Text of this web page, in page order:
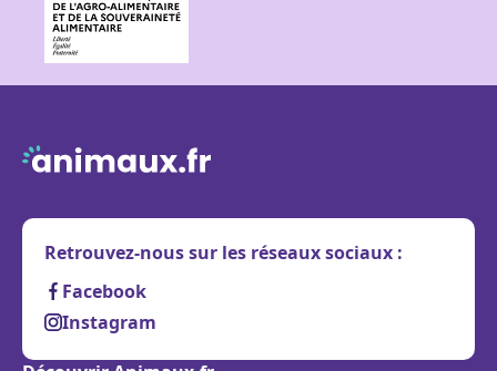
Retrouvez-nous sur les réseaux sociaux :
Facebook
Instagram